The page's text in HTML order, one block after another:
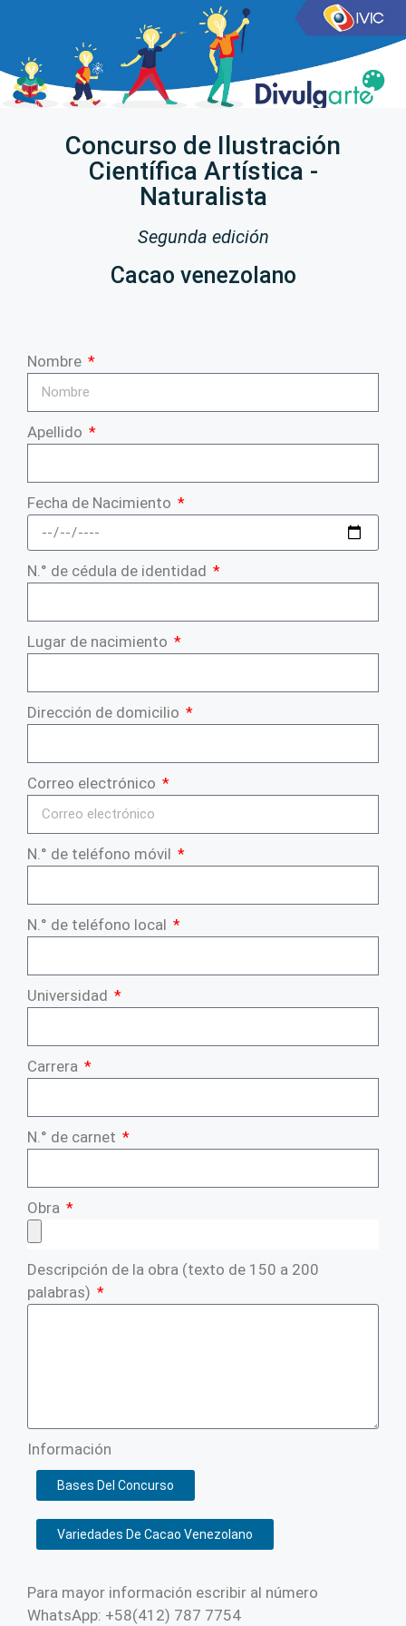
Concurso de Ilustración
Científica Artística -
Naturalista
Segunda edición
Cacao venezolano
Nombre
Apellido
Fecha de Nacimiento
N.° de cédula de identidad
Lugar de nacimiento
Dirección de domicilio
Correo electrónico
N.° de teléfono móvil
N.° de teléfono local
Universidad
Carrera
N.° de carnet
Obra
Descripción de la obra (texto de 150 a 200
palabras)
Información
Bases Del Concurso
Variedades De Cacao Venezolano
Para mayor información escribir al número
WhatsApp: +58(412) 787 7754